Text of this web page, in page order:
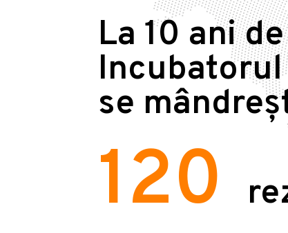
La 10 ani
se
120